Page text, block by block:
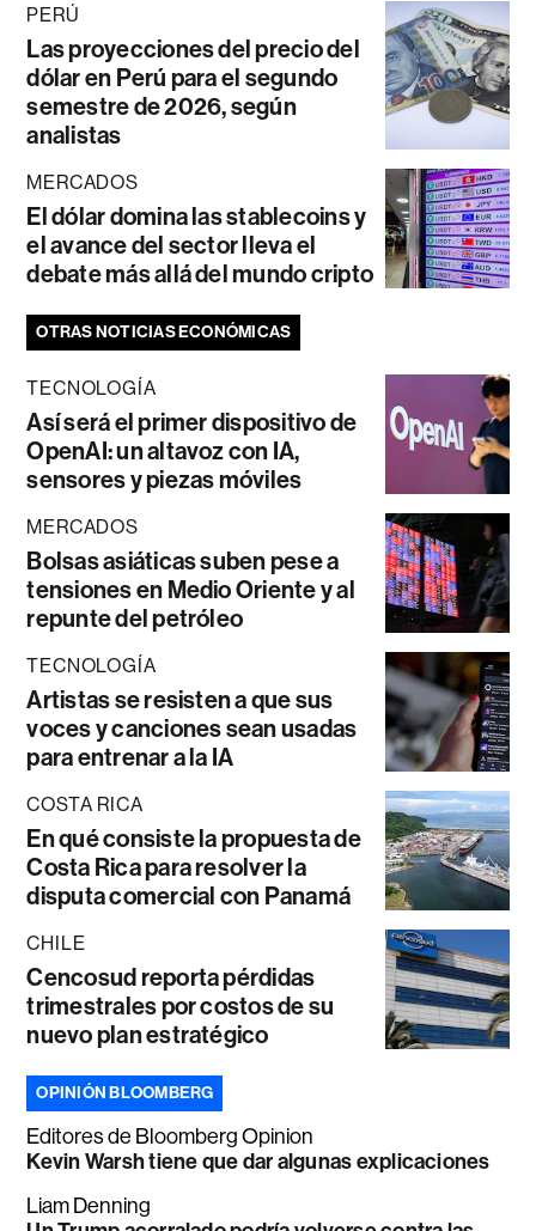
PERÚ
Las proyecciones del precio del
dólar en Perú para el segundo
semestre de 2026, según
analistas
MERCADOS
El dólar domina las stablecoins y
el avance del sector lleva el
debate más allá del mundo cripto
OTRAS NOTICIAS ECONÓMICAS
TECNOLOGÍA
Así será el primer dispositivo de
OpenAI: un altavoz con IA,
sensores y piezas móviles
MERCADOS
Bolsas asiáticas suben pese a
tensiones en Medio Oriente y al
repunte del petróleo
TECNOLOGÍA
Artistas se resisten a que sus
voces y canciones sean usadas
para entrenar a la IA
COSTA RICA
En qué consiste la propuesta de
Costa Rica para resolver la
disputa comercial con Panamá
CHILE
Cencosud reporta pérdidas
trimestrales por costos de su
nuevo plan estratégico
OPINIÓN BLOOMBERG
Editores de Bloomberg Opinion
Kevin Warsh tiene que dar algunas explicaciones
Liam Denning